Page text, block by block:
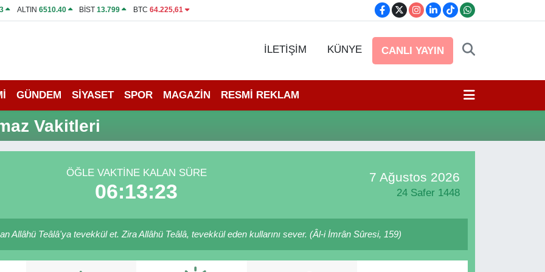
ALTIN 6510.40 BİST13.799 BTC 64.225,61
İLETİŞİM KÜNYE CANLI YAYIN
GÜNDEM SİYASET SPOR MAGAZİN RESMİ REKLAM
Vakitleri
ÖĞLE VAKTINE KALAN SÜRE
06:13:23
7 Ağustos 2026
24 Safer 1448
Allâhü Teâlâ'ya tevekkül et. Zira Allâhü Teâlâ, tevekkül eden kullarını sever. (Âl-i İmrân Sûresi, 159)